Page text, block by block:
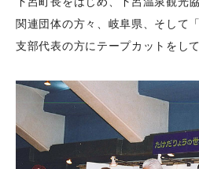
関連団体の方々、岐阜県、そして
支部代表の方にテープカットをし